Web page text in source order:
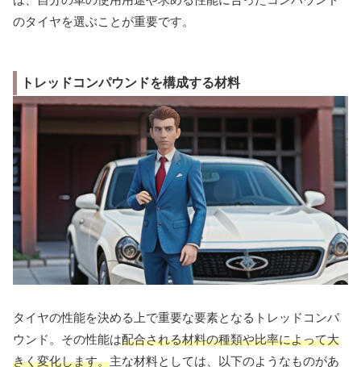
のタイヤを選ぶことが重要です。
トレッドコンパウンドを構成する材料
タイヤの性能を決める上で重要な要素となるトレッドコンパ
ウンド。その性能は配合される材料の種類や比率によって大
きく変化します。主な材料としては、以下のようなものがあ